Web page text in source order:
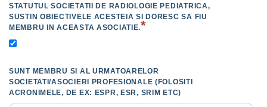
STATUTUL SOCIETATII DE RADIOLOGIE PEDIATRICA,
SUSTIN OBIECTIVELE ACESTEIA SI DORESC SA FIU
MEMBRU IN ACEASTA ASOCIATIE.*
SUNT MEMBRU SI AL URMATOARELOR
SOCIETATI/ASOCIERI PROFESIONALE (FOLOSITI
ACRONIMELE, DE EX: ESPR, ESR, SRIM ETC)